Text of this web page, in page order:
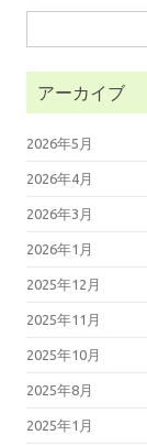
索:
アーカイブ
2026年5月
2026年4月
2026年3月
2026年1月
2025年12月
2025年11月
2025年10月
2025年8月
2025年1月